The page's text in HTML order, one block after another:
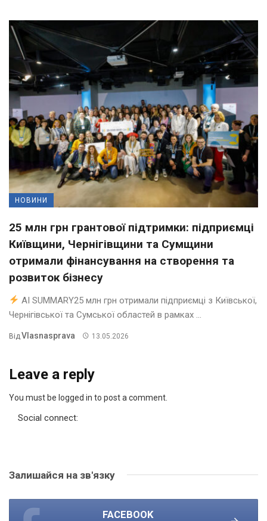
НОВИНИ
25 млн грн грантової підтримки: підприємці
Київщини, Чернігівщини та Сумщини
отримали фінансування на створення та
розвиток бізнесу
AI SUMMARY25 млн грн отримали підприємці з Київської,
Чернігівської та Сумської областей в рамках ...
Від Vlasnasprava 13.05.2026
Leave a reply
You must be logged in to post a comment.
Social connect:
Залишайся на зв'язку
FACEBOOK